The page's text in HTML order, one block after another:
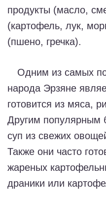
продукты (масло,
(картофель, лук,
(пшено, гречка).
Одним из самых
народа Эрзяне
готовится из мяса,
Другим популярным
суп из свежих
Также они часто
жареных
драники или